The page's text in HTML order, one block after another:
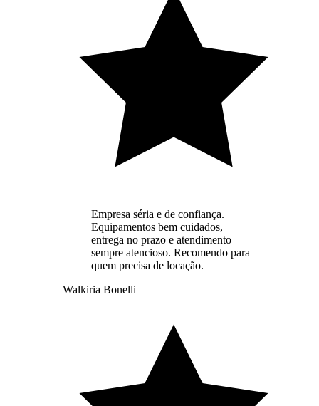
Empresa séria e de confiança.
Equipamentos bem cuidados,
entrega no prazo e atendimento
sempre atencioso. Recomendo para
quem precisa de locação.
Walkiria Bonelli